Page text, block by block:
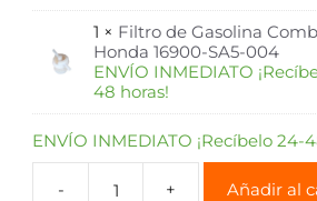
1 × Filtro de Gasolina
Honda 16900-SA5-004
ENVÍO INMEDIATO
48 horas!
ENVÍO INMEDIATO ¡Recíbelo 24-
Añadir al